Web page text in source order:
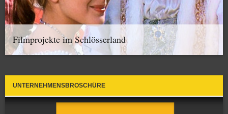
Filmprojekte im Schlösserland
UNTERNEHMENSBROSCHÜRE